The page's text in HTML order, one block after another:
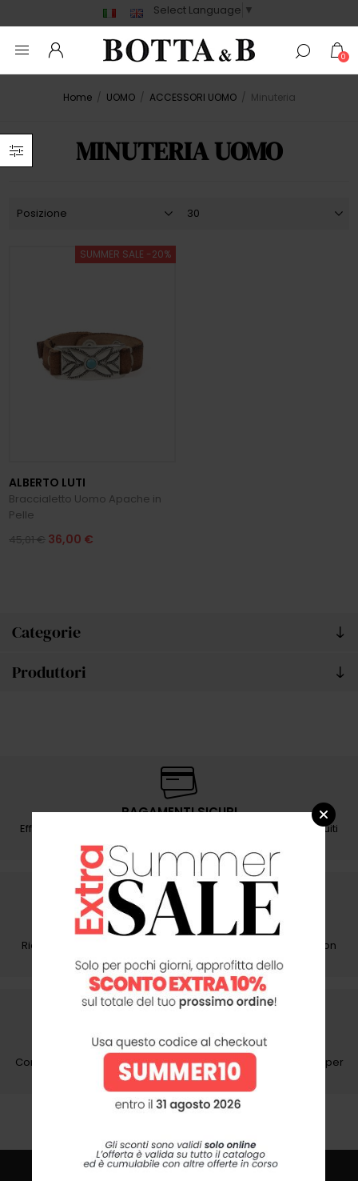
Select Language ▼
0
Home / UOMO / ACCESSORI UOMO / Minuteria
Categorie
Produttori
MINUTERIA UOMO
SUMMER SALE -20%
ALBERTO LUTI
Braccialetto Uomo Apache in
Pelle
45,01 € 36,00 €
PAGAMENTI SICURI
Effettua i tuoi pagamenti con sicurezza e semplicità su circuiti
SPEDIZIONI RAPIDE
Ricevi i tuoi ordini in breve tempo, con corrieri affidabili e con
imballaggi sicuri
ASSISTENZA CLIENTI
Contattaci telefonicamente, via e-mail o tramite WhatsApp per
ricevere assistenza